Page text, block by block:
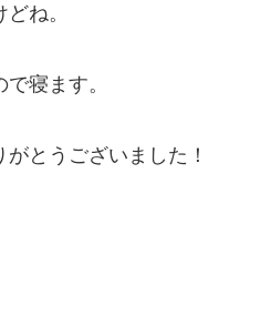
ね。
寝ます。
とうございました！